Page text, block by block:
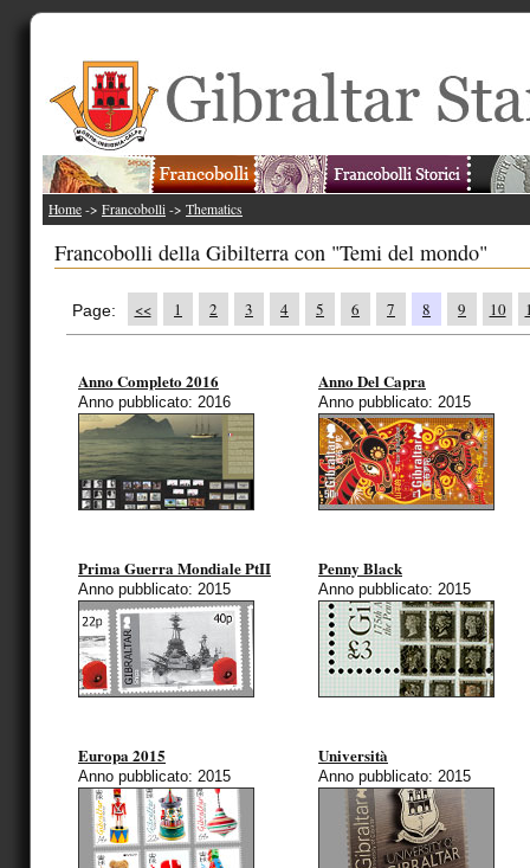
Home -> Francobolli -> Thematics
Francobolli della Gibilterra con "Temi del mondo"
Page: << 1 2 3 4 5 6 7 8 9 10
Anno Completo 2016
Anno pubblicato: 2016
Anno Del Capra
Anno pubblicato: 2015
Prima Guerra Mondiale PtII
Anno pubblicato: 2015
Penny Black
Anno pubblicato: 2015
Europa 2015
Anno pubblicato: 2015
Università
Anno pubblicato: 2015